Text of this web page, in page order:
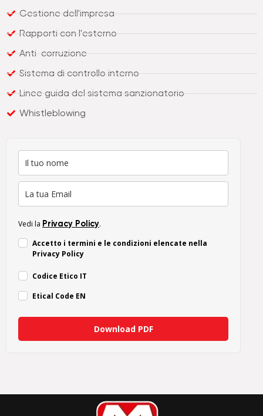
Gestione dell'impresa
Rapporti con l'esterno
Anti-corruzione
Sistema di controllo interno
Linee guida del sistema sanzionatorio
Whistleblowing
Vedi la Privacy Policy.
Accetto i termini e le condizioni elencate nella
Privacy Policy
Codice Etico IT
Etical Code EN
Download PDF